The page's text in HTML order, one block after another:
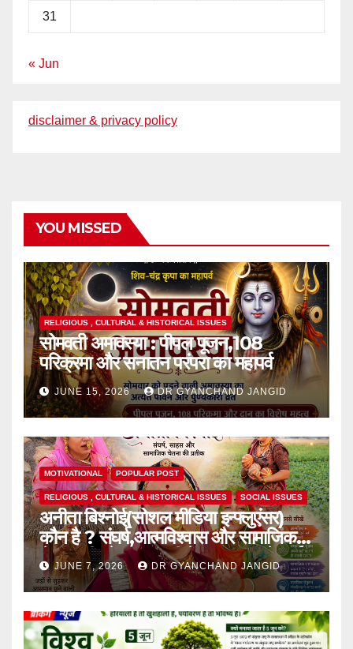
31
« Jun
disclaimer & privacy policy
YOU MISSED
RELIGIOUS , CULTURAL & HISTORICAL ISSUES
सोमवती अमावस्या : पीपल पूजन,108
परिक्रमा और सनातन परंपरा का महापर्व
JUNE 15, 2026 DR GYANCHAND JANGID
MOTIVATIONAL POPULAR POST
RELIGIOUS , CULTURAL & HISTORICAL ISSUES SOCIAL ISSUES
अनीता बिश्नोई(सोशल मीडिया इन्फ्लुएंसर)
कौन है ? संघर्ष,आत्मविश्वास और सामाजिक
चेतना की प्रेरक,हाल ही में एक घटना से आई
चर्चा में,
JUNE 7, 2026 DR GYANCHAND JANGID